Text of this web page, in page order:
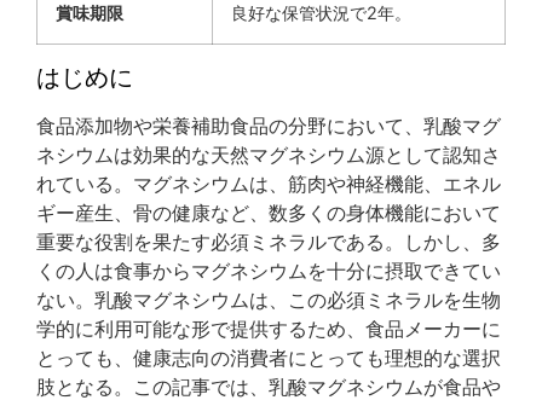
賞味期限 良好な保管状況で2年。
はじめに
食品添加物や栄養補助食品の分野において、乳酸マグ
ネシウムは効果的な天然マグネシウム源として認知さ
れている。マグネシウムは、筋肉や神経機能、エネル
ギー産生、骨の健康など、数多くの身体機能において
重要な役割を果たす必須ミネラルである。しかし、多
くの人は食事からマグネシウムを十分に摂取できてい
ない。乳酸マグネシウムは、この必須ミネラルを生物
学的に利用可能な形で提供するため、食品メーカーに
とっても、健康志向の消費者にとっても理想的な選択
肢となる。この記事では、乳酸マグネシウムが食品や